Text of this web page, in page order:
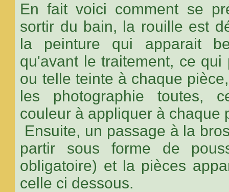
En fait voici comment se
sortir du bain, la rouille est
la peinture qui apparait
qu'avant le traitement, ce qui
ou telle teinte à chaque
les photographie toutes,
couleur à appliquer à chaque
Ensuite, un passage à la
partir sous forme de
obligatoire) et la pièces
celle ci dessous.